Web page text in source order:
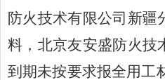
防火技术有限公司新疆
料，北京友安盛防火技
到期未按要求报全用工